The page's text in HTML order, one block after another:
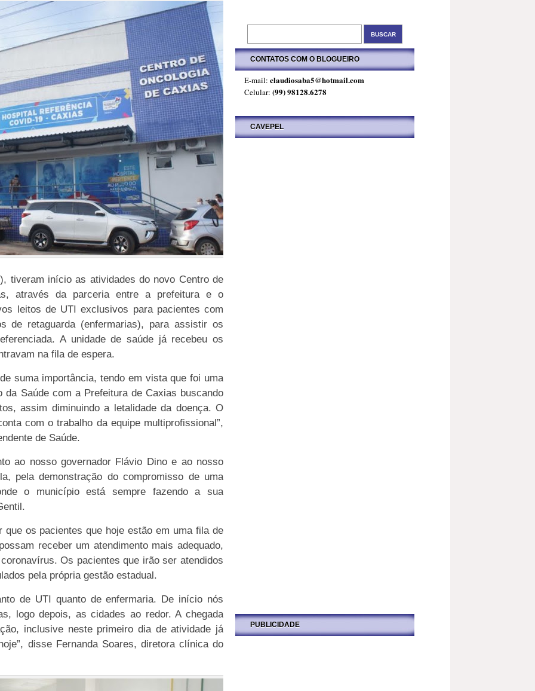
tiveram início as atividades do novo Centro de
através da parceria entre a prefeitura e o
leitos de UTI exclusivos para pacientes com
de retaguarda (enfermarias), para assistir os
A unidade de saúde já recebeu os
na fila de espera.
suma importância, tendo em vista que foi uma
da Saúde com a Prefeitura de Caxias buscando
assim diminuindo a letalidade da doença. O
com o trabalho da equipe multiprofissional”,
de Saúde.
ao nosso governador Flávio Dino e ao nosso
pela demonstração do compromisso de uma
o município está sempre fazendo a sua
os pacientes que hoje estão em uma fila de
receber um atendimento mais adequado,
Os pacientes que irão ser atendidos
pela própria gestão estadual.
de UTI quanto de enfermaria. De início nós
logo depois, as cidades ao redor. A chegada
inclusive neste primeiro dia de atividade já
disse Fernanda Soares, diretora clínica do
CONTATOS COM O BLOGUEIRO
E-mail: claudiosaba5@hotmail.com
Celular: (99) 98128.6278
CAVEPEL
PUBLICIDADE